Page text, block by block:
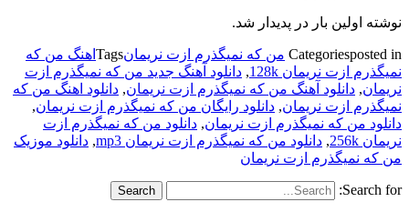
نوشته اولین بار در پدیدار شد.
Categoriesposted in من که نمیگذرم ازت نریمانTags اهنگ من که
نمیگذرم ازت نریمان 128k
, دانلود آهنگ جدید من که نمیگذرم ازت
نریمان, دانلود آهنگ من که نمیگذرم ازت نریمان, دانلود اهنگ من که
نمیگذرم ازت نریمان, دانلود رایگان من که نمیگذرم ازت نریمان,
دانلود من که نمیگذرم ازت نریمان, دانلود من که نمیگذرم ازت
نریمان 256k
, دانلود من که نمیگذرم ازت نریمان mp3 , دانلود موزیک
من که نمیگذرم ازت نریمان
Search for: